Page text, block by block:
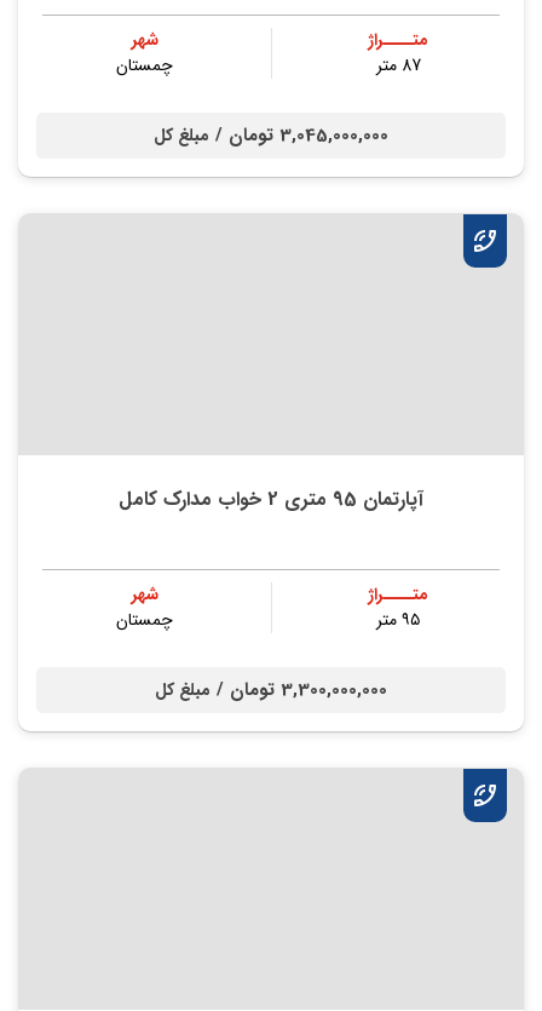
متــــراژ
87 متر
شهر
چمستان
3,045,000,000 تومان / مبلغ کل
آپارتمان 95 متری 2 خواب مدارک کامل
متــــراژ
۹۵ متر
شهر
چمستان
3,300,000,000 تومان / مبلغ کل